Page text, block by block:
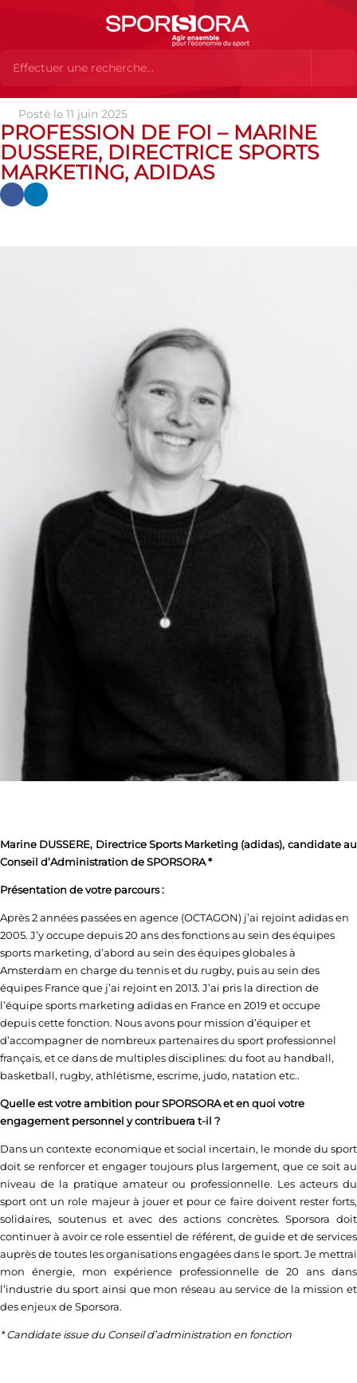
Actualités Actualités
de foi – Marine DUSSERE, Directrice Sports Marketing, adidas
Posté le 11 juin 2025
PROFESSION DE FOI – MARINE
DUSSERE, DIRECTRICE SPORTS
MARKETING, ADIDAS
Marine DUSSERE, Directrice Sports Marketing (adidas), candidate au
Conseil d’Administration de SPORSORA *
Présentation de votre parcours :
Après 2 années passées en agence (OCTAGON) j’ai rejoint adidas en
2005. J’y occupe depuis 20 ans des fonctions au sein des équipes
sports marketing, d’abord au sein des équipes globales à
Amsterdam en charge du tennis et du rugby, puis au sein des
équipes France que j’ai rejoint en 2013. J’ai pris la direction de
l’équipe sports marketing adidas en France en 2019 et occupe
depuis cette fonction. Nous avons pour mission d’équiper et
d’accompagner de nombreux partenaires du sport professionnel
français, et ce dans de multiples disciplines: du foot au handball,
basketball, rugby, athlétisme, escrime, judo, natation etc..
Quelle est votre ambition pour SPORSORA et en quoi votre
engagement personnel y contribuera t-il ?
Dans un contexte economique et social incertain, le monde du sport
doit se renforcer et engager toujours plus largement, que ce soit au
niveau de la pratique amateur ou professionnelle. Les acteurs du
sport ont un role majeur à jouer et pour ce faire doivent rester forts,
solidaires, soutenus et avec des actions concrètes. Sporsora doit
continuer à avoir ce role essentiel de référent, de guide et de services
auprès de toutes les organisations engagées dans le sport. Je mettrai
mon énergie, mon expérience professionnelle de 20 ans dans
l’industrie du sport ainsi que mon réseau au service de la mission et
des enjeux de Sporsora.
* Candidate issue du Conseil d’administration en fonction